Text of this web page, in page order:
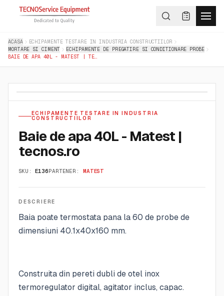
ACASA
ECHIPAMENTE TESTARE IN INDUSTRIA CONSTRUCTIILOR
MORTARE SI CIMENT
ECHIPAMENTE DE PREGATIRE SI CONDITIONARE PROBE
ECHIPAMENTE TESTARE IN INDUSTRIA
CONSTRUCTIILOR
Baie de apa 40L - Matest |
tecnos.ro
SKU: E136PARTENER: MATEST
DESCRIERE
Baia poate termostata pana la 60 de probe de
dimensiuni 40.1x40x160 mm.
Construita din pereti dubli de otel inox
termoregulator digital, agitator inclus, capac.